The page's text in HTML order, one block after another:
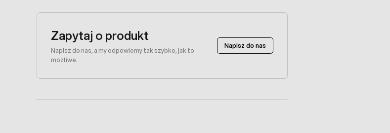
Zapytaj o produkt
Napisz do nas, a my odpowiemy tak szybko, jak to
możliwe.
Napisz do nas